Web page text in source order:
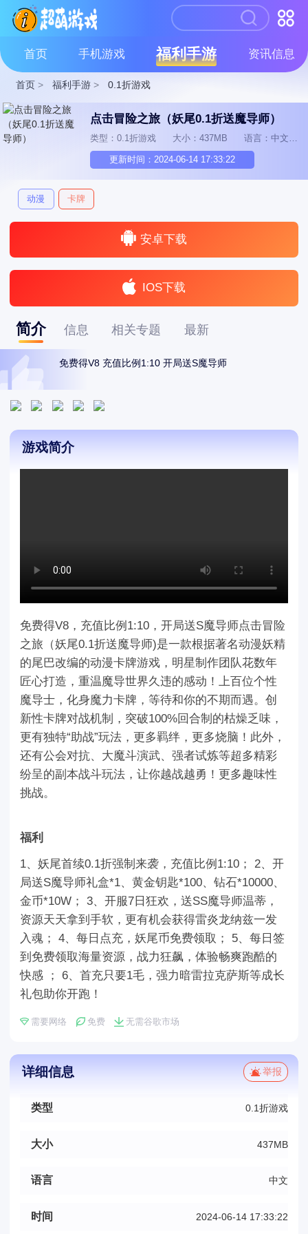
首页 手机游戏 福利手游 资讯信息
首页 > 福利手游 > 0.1折游戏
点击冒险之旅（妖尾0.1折送魔导师）
类型：0.1折游戏 大小：437MB 语言：中文
更新时间：2024-06-14 17:33:22
动漫 卡牌
安卓下载
IOS下载
简介 信息 相关专题 最新
免费得V8 充值比例1:10 开局送S魔导师
游戏简介
免费得V8，充值比例1:10，开局送S魔导师点击冒险
之旅（妖尾0.1折送魔导师)是一款根据著名动漫妖精
的尾巴改编的动漫卡牌游戏，明星制作团队花数年
匠心打造，重温魔导世界久违的感动！上百位个性
魔导士，化身魔力卡牌，等待和你的不期而遇。创
新性卡牌对战机制，突破100%回合制的枯燥乏味，
更有独特“助战”玩法，更多羁绊，更多烧脑！此外，
还有公会对抗、大魔斗演武、强者试炼等超多精彩
纷呈的副本战斗玩法，让你越战越勇！更多趣味性
挑战。
福利
1、妖尾首续0.1折强制来袭，充值比例1:10； 2、开
局送S魔导师礼盒*1、黄金钥匙*100、钻石*10000、
金币*10W； 3、开服7日狂欢，送SS魔导师温蒂，
资源天天拿到手软，更有机会获得雷炎龙纳兹一发
入魂； 4、每日点充，妖尾币免费领取； 5、每日签
到免费领取海量资源，战力狂飙，体验畅爽跑酷的
快感 ； 6、首充只要1毛，强力暗雷拉克萨斯等成长
礼包助你开跑！
需要网络 免费 无需谷歌市场
详细信息 举报
类型 0.1折游戏
大小 437MB
语言 中文
时间 2024-06-14 17:33:22